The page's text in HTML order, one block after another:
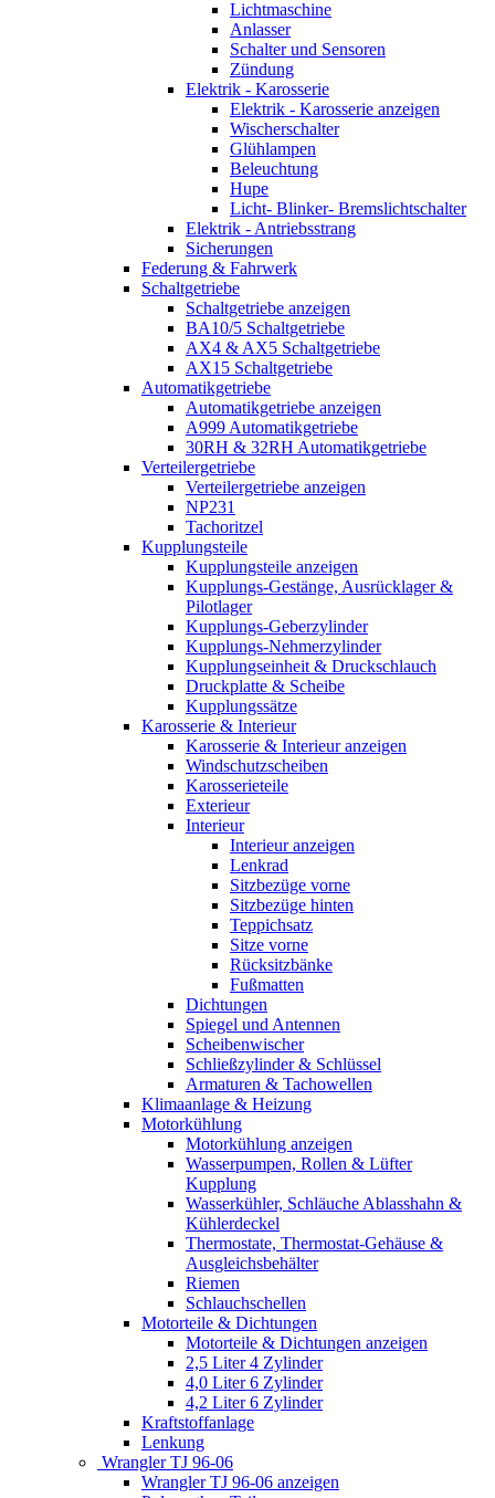
Lichtmaschine
Anlasser
Schalter und Sensoren
Zündung
Elektrik - Karosserie
Elektrik - Karosserie anzeigen
Wischerschalter
Glühlampen
Beleuchtung
Hupe
Licht- Blinker- Bremslichtschalter
Elektrik - Antriebsstrang
Sicherungen
Federung & Fahrwerk
Schaltgetriebe
Schaltgetriebe anzeigen
BA10/5 Schaltgetriebe
AX4 & AX5 Schaltgetriebe
AX15 Schaltgetriebe
Automatikgetriebe
Automatikgetriebe anzeigen
A999 Automatikgetriebe
30RH & 32RH Automatikgetriebe
Verteilergetriebe
Verteilergetriebe anzeigen
NP231
Tachoritzel
Kupplungsteile
Kupplungsteile anzeigen
Kupplungs-Gestänge, Ausrücklager &
Pilotlager
Kupplungs-Geberzylinder
Kupplungs-Nehmerzylinder
Kupplungseinheit & Druckschlauch
Druckplatte & Scheibe
Kupplungssätze
Karosserie & Interieur
Karosserie & Interieur anzeigen
Windschutzscheiben
Karosserieteile
Exterieur
Interieur
Interieur anzeigen
Lenkrad
Sitzbezüge vorne
Sitzbezüge hinten
Teppichsatz
Sitze vorne
Rücksitzbänke
Fußmatten
Dichtungen
Spiegel und Antennen
Scheibenwischer
Schließzylinder & Schlüssel
Armaturen & Tachowellen
Klimaanlage & Heizung
Motorkühlung
Motorkühlung anzeigen
Wasserpumpen, Rollen & Lüfter
Kupplung
Wasserkühler, Schläuche Ablasshahn &
Kühlerdeckel
Thermostate, Thermostat-Gehäuse &
Ausgleichsbehälter
Riemen
Schlauchschellen
Motorteile & Dichtungen
Motorteile & Dichtungen anzeigen
2,5 Liter 4 Zylinder
4,0 Liter 6 Zylinder
4,2 Liter 6 Zylinder
Kraftstoffanlage
Lenkung
Wrangler TJ 96-06
Wrangler TJ 96-06 anzeigen